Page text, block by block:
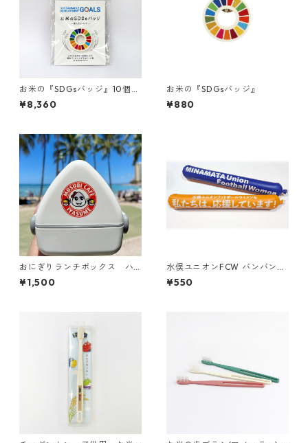
お米の『SDGsバッジ』10個セ
ット
¥8,360
お米の『SDGsバッジ』
¥880
おにぎりランチボックス ハ
ワイのMusubi Cafe Iyasume
（いやす夢）コラボ
¥1,500
水俣ユニオンFCW バンバンス
ティック
¥550